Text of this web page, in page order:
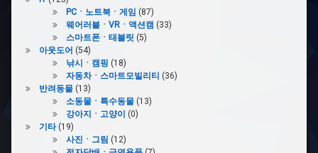
PCㆍ노트북ㆍ게임 (87)
웨어러블ㆍVRㆍ액션캠 (33)
스마트폰ㆍ태블릿 (5)
아웃도어 (54)
낚시ㆍ캠핑 (18)
자동차ㆍ스마트모빌리티 (36)
반려동물(13)
소동물ㆍ특수동물(13)
강아지ㆍ고양이
(0)
기타(19)
사진ㆍ그림 (12)